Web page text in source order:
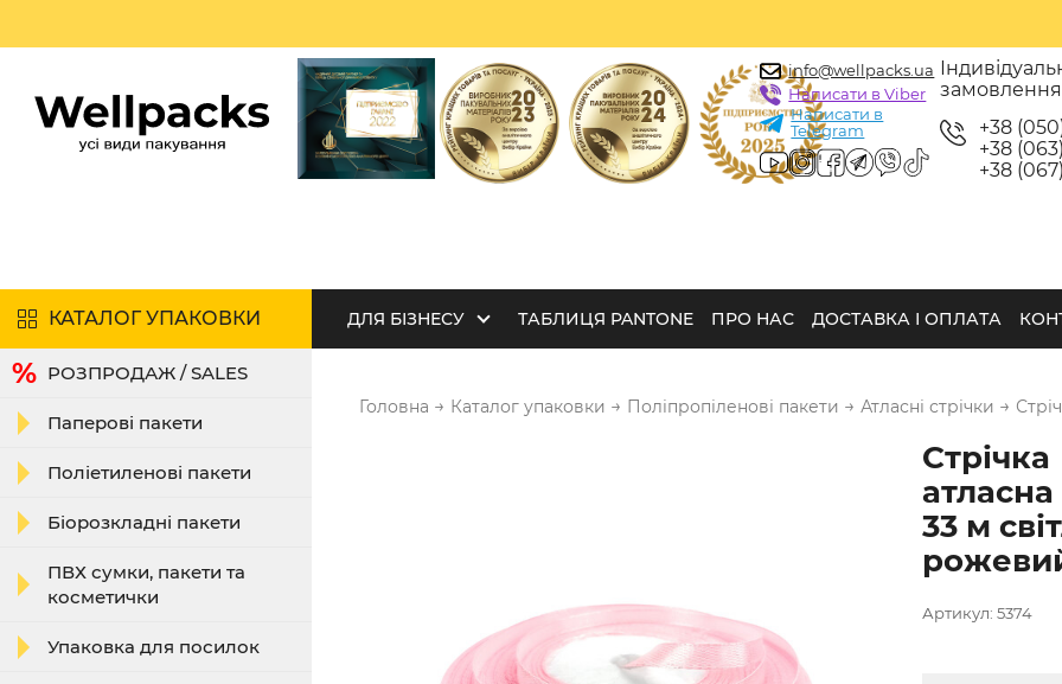
info@wellpacks.ua
Написати в Viber
Написати в
Telegram
замовлення
+38
+38
+38
КАТАЛОГ УПАКОВКИ ДЛЯ БІЗНЕСУ ТАБЛИЦЯ PANTONE ПРО НАС ДОСТАВКА І ОПЛАТА
РОЗПРОДАЖ / SALES
Паперові пакети
Поліетиленові пакети
Біорозкладні пакети
ПВХ сумки, пакети та
косметички
Упаковка для посилок
Головна → Каталог упаковки → Поліпропіленові пакети → Атласні стрічки →
Стрічка
33 м
Артикул: 5374